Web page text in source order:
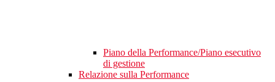
Piano della Performance/Piano esecutivo
di gestione
Relazione sulla Performance